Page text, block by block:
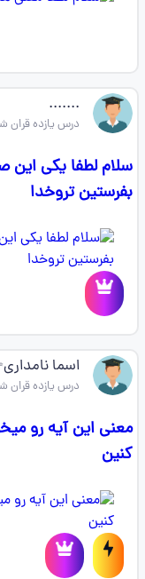
.......
درس یازده قران
سلام لطفا یکی این
بفرستین تروخدا
اسما
درس یازده قران
معنی این آیه رو
کنین